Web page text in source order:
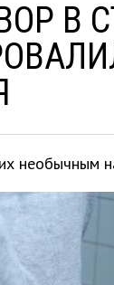
В
необычным